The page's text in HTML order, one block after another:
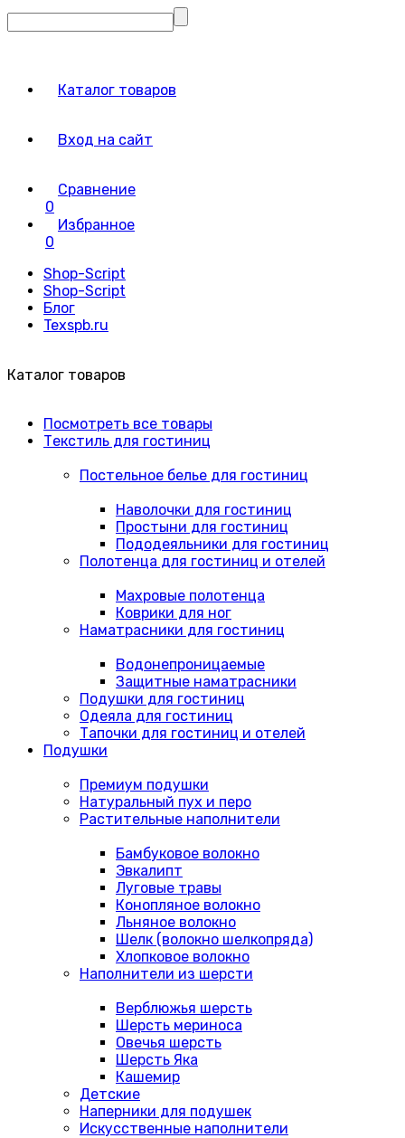
Каталог товаров
Вход на сайт
Сравнение
0
Избранное
0
Shop-Script
Shop-Script
Блог
Texspb.ru
Каталог товаров
Посмотреть все товары
Текстиль для гостиниц
Постельное белье для гостиниц
Наволочки для гостиниц
Простыни для гостиниц
Пододеяльники для гостиниц
Полотенца для гостиниц и отелей
Махровые полотенца
Коврики для ног
Наматрасники для гостиниц
Водонепроницаемые
Защитные наматрасники
Подушки для гостиниц
Одеяла для гостиниц
Тапочки для гостиниц и отелей
Подушки
Премиум подушки
Натуральный пух и перо
Растительные наполнители
Бамбуковое волокно
Эвкалипт
Луговые травы
Конопляное волокно
Льняное волокно
Шелк (волокно шелкопряда)
Хлопковое волокно
Наполнители из шерсти
Верблюжья шерсть
Шерсть мериноса
Овечья шерсть
Шерсть Яка
Кашемир
Детские
Наперники для подушек
Искусственные наполнители